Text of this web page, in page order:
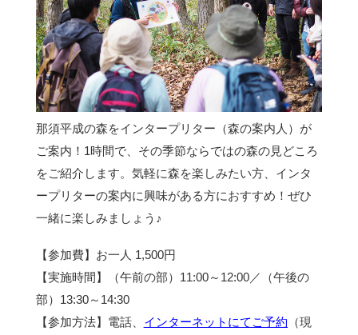
那須平成の森をインタープリター（森の案内人）が
ご案内！1時間で、その季節ならではの森の見どころ
をご紹介します。気軽に森を楽しみたい方、インタ
ープリターの案内に興味がある方におすすめ！ぜひ
一緒に楽しみましょう♪
【参加費】お一人 1,500円
【実施時間】（午前の部）11:00～12:00／（午後の
部）13:30～14:30
【参加方法】電話、 インターネットにてご予約 （現